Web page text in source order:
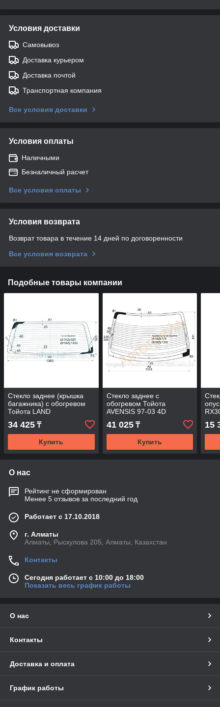
Условия доставки
Самовывоз
Доставка курьером
Доставка почтой
Транспортная компания
Все условия доставки
Условия оплаты
Наличными
Безналичный расчет
Все условия оплаты
Условия возврата
Возврат товара в течение 14 дней по договоренности
Все условия возврата
Подобные товары компании
Стекло заднее (крышка
багажника) с обогревом
Тойота LAND
CRUISER/LEXUS LX470
98-07
34 425 ₸
Купить
Стекло заднее с
обогревом Тойота
AVENSIS 97-03 4D
41 025₸
Купить
15
О нас
Рейтинг не сформирован
Менее 5 отзывов за последний год
Работает с 17.10.2018
г. Алматы
Алматы, Рыскулова 205, Алматы, Казахстан
Контакты
Сегодня работает с 10:00 до 18:00
Показать весь график работы
О нас
Контакты
Доставка и оплата
График работы